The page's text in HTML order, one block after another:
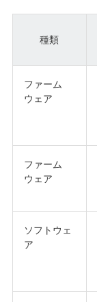
種類
ファーム
ウェア
ファーム
ウェア
ソフトウェ
ア